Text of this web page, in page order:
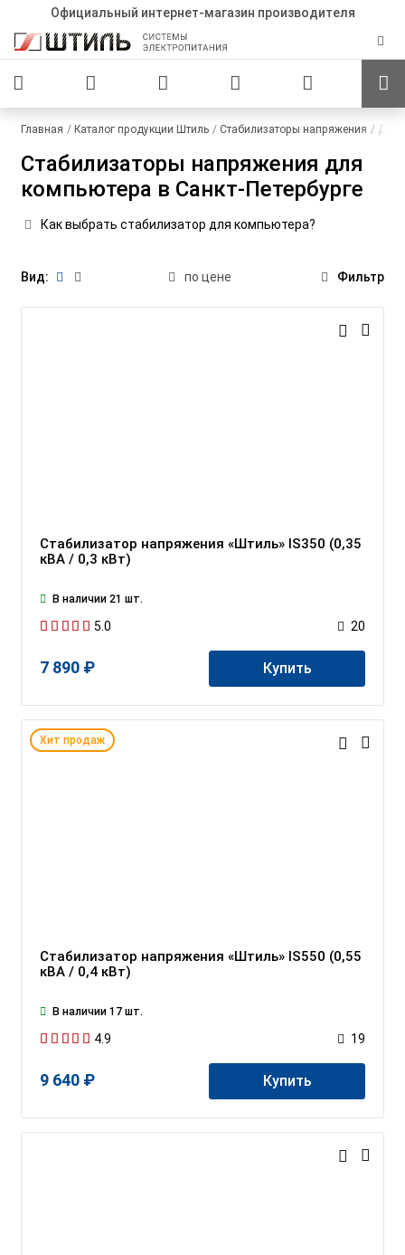
Официальный интернет-магазин производителя
Главная Каталог продукции Штиль Стабилизаторы напряжения Для
Стабилизаторы напряжения для
компьютера в Санкт-Петербурге
Как выбрать стабилизатор для компьютера?
Вид: по цене Фильтр
Стабилизатор напряжения «Штиль» IS350 (0,35
кВА / 0,3 кВт)
В наличии 21 шт.
5.0 20
7 890 ₽ Купить
Хит продаж
Стабилизатор напряжения «Штиль» IS550 (0,55
кВА / 0,4 кВт)
В наличии 17 шт.
4.9 19
9 640 ₽ Купить